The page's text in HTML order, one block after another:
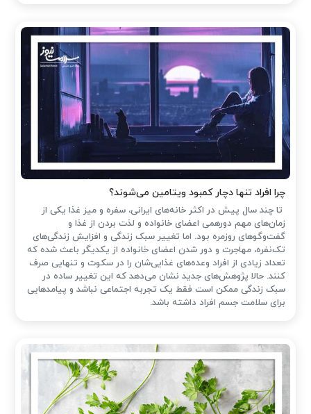
چرا افراد تنها دچار کمبود ویتامین می‌شوند؟
تا چند سال پیش در اکثر خانه‌های ایرانی، سفره و میز غذا یکی از
زمان‌های مهم دورهمی اعضای خانواده و لذت بردن از غذا و
گفت‌وگوهای روزمره بود. اما تغییر سبک زندگی و افزایش زندگی‌های
تک‌نفره، مهاجرت و دور شدن اعضای خانواده از یکدیگر باعث شده که
تعداد زیادی از افراد وعده‌های غذایی‌شان را در سکوت و تنهایی صرف
کنند. حالا پژوهش‌های جدید نشان می‌دهد که این تغییر ساده در
سبک زندگی ممکن است فقط یک تجربه اجتماعی نباشد و پیامدهایی
برای سلامت جسم افراد داشته باشد.